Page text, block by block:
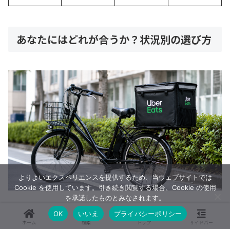
あなたにはどれが合うか？状況別の選び方
免許がない・今すぐ始めたい → 中古の電動アシ
ホーム 検索 トップ サイドバー
よりよいエクスペリエンスを提供するため、当ウェブサイトでは
Cookie を使用しています。引き続き閲覧する場合、Cookie の使用
を承諾したものとみなされます。
OK
いいえ プライバシーポリシー